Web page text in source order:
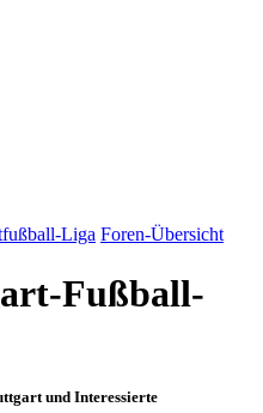
Liga Foren-Übersicht
Fußball-
und Interessierte